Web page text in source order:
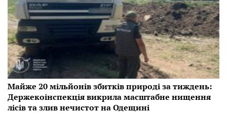
Майже 20 мільйонів збитків природі за тиждень:
Держекоінспекція викрила масштабне нищення
лісів та злив нечистот на Одещині